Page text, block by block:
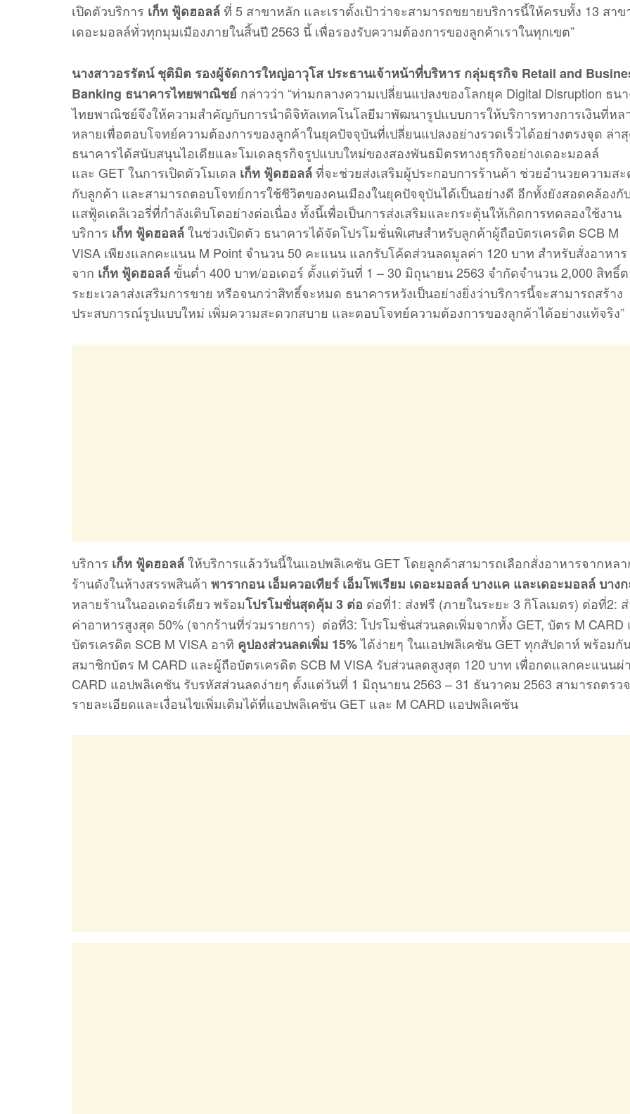
เปิดตัวบริการ เก็ท ฟู้ดฮอลล์ที่ 5 สาขาหลัก และเราตั้งเป้าว่าจะสามารถขยายบริการนี้ให้ครบทั้ง 13 สาข
เดอะมอลล์ทั่วทุกมุมเมืองภายในสิ้นปี 2563 นี้ เพื่อรองรับความต้องการของลูกค้าเราในทุกเขต”
นางสาวอรรัตน์ ชุติมิต รองผู้จัดการใหญ่อาวุโส ประธานเจ้าหน้าที่บริหาร กลุ่มธุรกิจ Retail and
Banking ธนาคารไทยพาณิชย์ กล่าวว่า “ท่ามกลางความเปลี่ยนแปลงของโลกยุค Digital Disruption ธน
ไทยพาณิชย์จึงให้ความสำคัญกับการนำดิจิทัลเทคโนโลยีมาพัฒนารูปแบบการให้บริการทางการเงินที่หล
หลายเพื่อตอบโจทย์ความต้องการของลูกค้าในยุคปัจจุบันที่เปลี่ยนแปลงอย่างรวดเร็วได้อย่างตรงจุด ล่า
ธนาคารได้สนับสนุนไอเดียและโมเดลธุรกิจรูปแบบใหม่ของสองพันธมิตรทางธุรกิจอย่างเดอะมอลล์
และ GET ในการเปิดตัวโมเดล เก็ท ฟู้ดฮอลล์ที่จะช่วยส่งเสริมผู้ประกอบการร้านค้า ช่วยอำนวยความส
กับลูกค้า และสามารถตอบโจทย์การใช้ชีวิตของคนเมืองในยุคปัจจุบันได้เป็นอย่างดี อีกทั้งยังสอดคล้องกั
แสฟู้ดเดลิเวอรี่ที่กำลังเติบโตอย่างต่อเนื่อง ทั้งนี้เพื่อเป็นการส่งเสริมและกระตุ้นให้เกิดการทดลองใช้งาน
บริการ เก็ท ฟู้ดฮอลล์ในช่วงเปิดตัว ธนาคารได้จัดโปรโมชั่นพิเศษสำหรับลูกค้าผู้ถือบัตรเครดิต SCB M
VISA เพียงแลกคะแนน M Point จำนวน 50 คะแนน แลกรับโค้ดส่วนลดมูลค่า 120 บาท สำหรับสั่งอาหาร
จาก เก็ท ฟู้ดฮอลล์ ขั้นต่ำ 400 บาท/ออเดอร์ ตั้งแต่วันที่ 1 – 30 มิถุนายน 2563 จำกัดจำนวน 2,000 สิทธิ์
ระยะเวลาส่งเสริมการขาย หรือจนกว่าสิทธิ์จะหมด ธนาคารหวังเป็นอย่างยิ่งว่าบริการนี้จะสามารถสร้าง
ประสบการณ์รูปแบบใหม่ เพิ่มความสะดวกสบาย และตอบโจทย์ความต้องการของลูกค้าได้อย่างแท้จริง”
บริการ เก็ท ฟู้ดฮอลล์ให้บริการแล้ววันนี้ในแอปพลิเคชัน GET โดยลูกค้าสามารถเลือกสั่งอาหารจากหล
ร้านดังในห้างสรรพสินค้า พารากอน เอ็มควอเทียร์ เอ็มโพเรียม เดอะมอลล์ บางแค และเดอะมอลล์ บาง
หลายร้านในออเดอร์เดียว พร้อมโปรโมชั่นสุดคุ้ม 3 ต่อ ต่อที่1: ส่งฟรี (ภายในระยะ 3 กิโลเมตร) ต่อที่2:
ค่าอาหารสูงสุด 50% (จากร้านที่ร่วมรายการ) ต่อที่3: โปรโมชั่นส่วนลดเพิ่มจากทั้ง GET, บัตร M CARD
บัตรเครดิต SCB M VISA อาทิ คูปองส่วนลดเพิ่ม 15%ได้ง่ายๆ ในแอปพลิเคชัน GET ทุกสัปดาห์ พร้อมกั
สมาชิกบัตร M CARD และผู้ถือบัตรเครดิต SCB M VISA รับส่วนลดสูงสุด 120 บาท เพื่อกดแลกคะแนนผ่
CARD แอปพลิเคชัน รับรหัสส่วนลดง่ายๆ ตั้งแต่วันที่ 1 มิถุนายน 2563 – 31 ธันวาคม 2563 สามารถตรว
รายละเอียดและเงื่อนไขเพิ่มเติมได้ที่แอปพลิเคชัน GET และ M CARD แอปพลิเคชัน